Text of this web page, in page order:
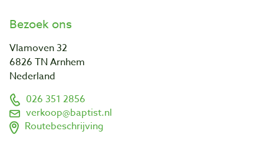
Bezoek ons
Vlamoven 32
6826 TN Arnhem
Nederland
026 351 2856
verkoop@baptist.nl
Routebeschrijving